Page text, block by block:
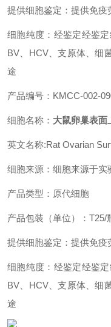
提供细胞鉴定：提供免疫
细胞纯度：经鉴定经鉴
BV、HCV、支原体、细
途
产品编号：KMCC-002-
细胞名称： 大鼠卵巢表面
英文名称:Rat Ovarian
细胞来源：细胞来源于实
产品类型：原代细胞
产品包装（单位）：T25/
提供细胞鉴定：提供免疫
细胞纯度：经鉴定经鉴
BV、HCV、支原体、细
途